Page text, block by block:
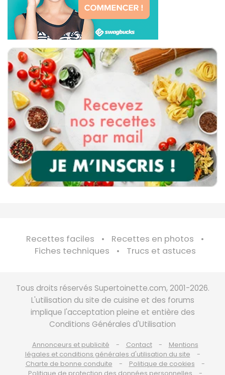
Recettes faciles
Recettes en photos
Fiches techniques
Trucs et astuces
Tous droits réservés Supertoinette.com, 2001-2026.
L'utilisation du site de cuisine et des forums
implique l'acceptation pleine et entière des
Conditions Générales d'Utilisation
Annonceurs et publicité Contact
Mentions
légales et conditions générales d'utilisation du site
Charte de bonne conduite
Politique de cookies
Politique de protection des données personnelles